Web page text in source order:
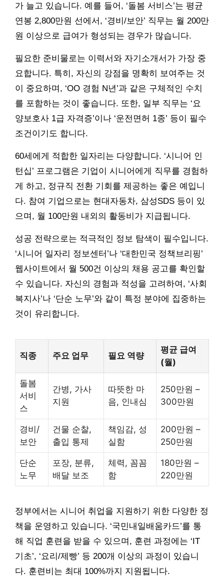
가 늘고 있습니다. 예를 들어, ‘돌봄 서비스’는 평균
연봉 2,800만원 선에서, ‘경비/보안’ 직무는 월 200만
원 이상으로 급여가 형성되는 경우가 많습니다.
필요한 준비물로는 이력서와 자기소개서가 가장 중
요합니다. 특히, 자신의 강점을 명확히 보여주는 것
이 중요하며, ‘OO 경험 N년’과 같은 구체적인 수치
를 포함하는 것이 좋습니다. 또한, 일부 직무는 ‘요
양보호사 1급 자격증’이나 ‘운전면허 1종’ 등이 필수
조건이기도 합니다.
60세에게 적합한 일자리는 다양합니다. ‘시니어 인
턴십’ 프로그램은 기업이 시니어에게 직무를 경험하
게 하고, 정규직 전환 기회를 제공하는 좋은 예입니
다. 참여 기업으로는 현대자동차, 삼성SDS 등이 있
으며, 월 100만원 내외의 활동비가 지급됩니다.
성공 전략으로는 적극적인 정보 탐색이 필수입니다.
‘시니어 일자리 정보센터’나 ‘대한민국 정책브리핑’
웹사이트에서 월 500건 이상의 채용 공고를 확인할
수 있습니다. 자신의 경험과 적성을 고려하여, ‘사회
복지사’나 ‘단순 노무’와 같이 특정 분야에 집중하는
것이 유리합니다.
직종 주요 업무 필요 역량
평균 급여
(월)
돌봄
서비
스
간병, 가사
지원
따뜻한 마
음, 인내심
250만원 –
300만원
경비/
보안
건물 순찰,
출입 통제
책임감, 성
실함
200만원 –
250만원
단순
노무
포장, 분류,
배달 보조
체력, 꼼꼼
함
180만원 –
220만원
정부에서는 시니어 취업을 지원하기 위한 다양한 정
책을 운영하고 있습니다. ‘국민내일배움카드’를 통
해 직업 훈련을 받을 수 있으며, 훈련 과정에는 ‘IT
기초’, ‘요리/제빵’ 등 200개 이상의 과정이 있습니
다. 훈련비는 최대 100%까지 지원됩니다.